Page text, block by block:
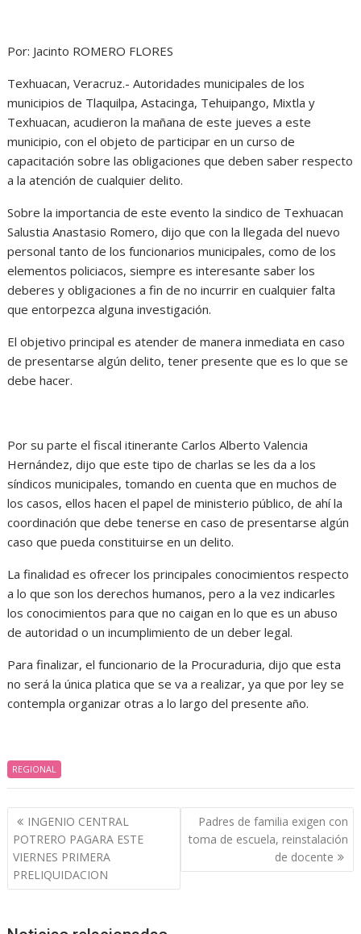
Por: Jacinto ROMERO FLORES
Texhuacan, Veracruz.- Autoridades municipales de los
municipios de Tlaquilpa, Astacinga, Tehuipango, Mixtla y
Texhuacan, acudieron la mañana de este jueves a este
municipio, con el objeto de participar en un curso de
capacitación sobre las obligaciones que deben saber respecto
a la atención de cualquier delito.
Sobre la importancia de este evento la sindico de Texhuacan
Salustia Anastasio Romero, dijo que con la llegada del nuevo
personal tanto de los funcionarios municipales, como de los
elementos policiacos, siempre es interesante saber los
deberes y obligaciones a fin de no incurrir en cualquier falta
que entorpezca alguna investigación.
El objetivo principal es atender de manera inmediata en caso
de presentarse algún delito, tener presente que es lo que se
debe hacer.
Por su parte el fiscal itinerante Carlos Alberto Valencia
Hernández, dijo que este tipo de charlas se les da a los
síndicos municipales, tomando en cuenta que en muchos de
los casos, ellos hacen el papel de ministerio público, de ahí la
coordinación que debe tenerse en caso de presentarse algún
caso que pueda constituirse en un delito.
La finalidad es ofrecer los principales conocimientos respecto
a lo que son los derechos humanos, pero a la vez indicarles
los conocimientos para que no caigan en lo que es un abuso
de autoridad o un incumplimiento de un deber legal.
Para finalizar, el funcionario de la Procuraduria, dijo que esta
no será la única platica que se va a realizar, ya que por ley se
contempla organizar otras a lo largo del presente año.
REGIONAL
Navegación
de
entradas
INGENIO CENTRAL
POTRERO PAGARA ESTE
VIERNES PRIMERA
PRELIQUIDACION
Padres de familia exigen con
toma de escuela, reinstalación
de docente